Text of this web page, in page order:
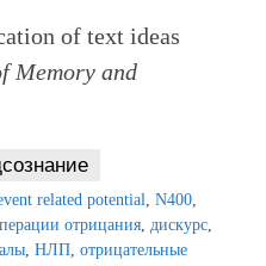
of text ideas
Memory and
related potential, N400,
отрицания, дискурс,
, НЛП, отрицательные